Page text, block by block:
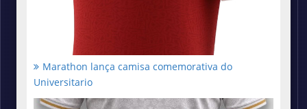
Marathon lança camisa comemorativa do
Universitario